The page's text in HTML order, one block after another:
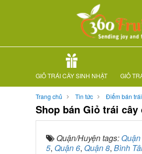
GIỎ TRÁI CÂY SINH NHẬT GIỎ
Trang chủ Tin tức Điểm bán
Shop bán Giỏ trái cây
Quận/Huyện tags: Quận
5, Quận 6, Quận 8, Bình